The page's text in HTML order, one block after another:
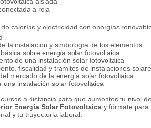
a roja
calorías y electricidad con energías
la instalación y simbología de los elementos
sobre energía solar fotovoltaica
de una instalación solar fotovoltaica
fiscalidad y trámites de instalaciones
mercado de la energía solar fotovoltaica
una instalación solar fotovoltaica
a distancia para que aumentes tu nivel
Energía Solar Fotovoltaica y fórmate para
y tu trayectoria laboral.